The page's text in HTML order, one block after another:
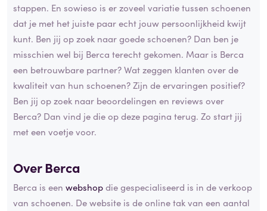
stappen. En sowieso is er zoveel variatie tussen schoenen
dat je met het juiste paar echt jouw persoonlijkheid kwijt
kunt. Ben jij op zoek naar goede schoenen? Dan ben je
misschien wel bij Berca terecht gekomen. Maar is Berca
een betrouwbare partner? Wat zeggen klanten over de
kwaliteit van hun schoenen? Zijn de ervaringen positief?
Ben jij op zoek naar beoordelingen en reviews over
Berca? Dan vind je die op deze pagina terug. Zo start jij
met een voetje voor.
Over Berca
Berca is een webshopdie gespecialiseerd is in de verkoop
van schoenen. De website is de online tak van een aantal